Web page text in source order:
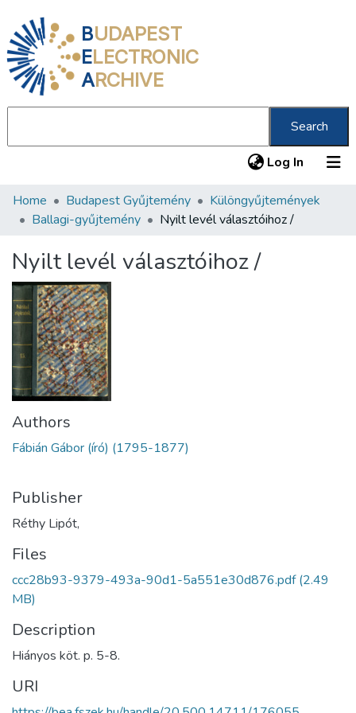
BUDAPEST
ELECTRONIC
ARCHIVE
Search
Log In (current)
Communities & Collections
Statistics
About us
Home Budapest Gyűjtemény
Különgyűjtemények
Ballagi-gyűjtemény
Nyilt levél választóihoz /
Nyilt levél választóihoz /
Authors
Fábián Gábor (író) (1795-1877)
Publisher
Réthy Lipót,
Files
ccc28b93-9379-493a-90d1-5a551e30d876.pdf(2.49
MB)
Description
Hiányos köt. p. 5-8.
URI